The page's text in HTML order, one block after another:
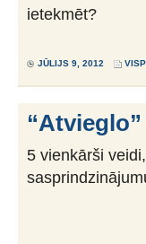
ietekmēt?
JŪLIJS 9, 2012
5 vienkārši